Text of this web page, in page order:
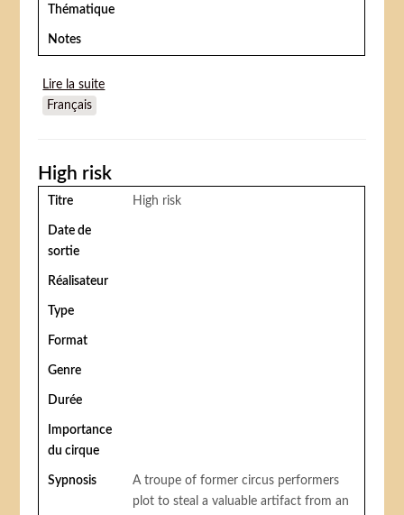
Thématique
Notes
Lire la suite
Français
High risk
Titre High risk
Date de
sortie
Réalisateur
Type
Format
Genre
Durée
Importance
du cirque
Sypnosis
A troupe of former circus performers
plot to steal a valuable artifact from an